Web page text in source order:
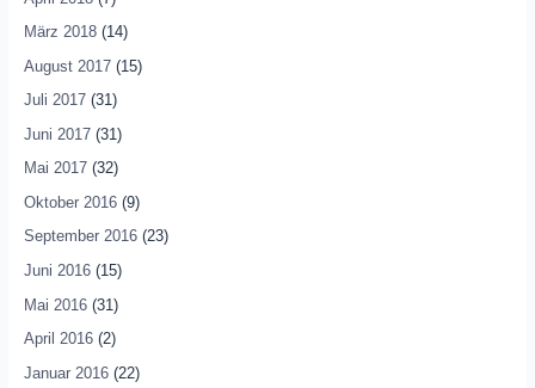
März 2018(14)
August 2017(15)
Juli 2017(31)
Juni 2017(31)
Mai 2017(32)
Oktober 2016(9)
September 2016(23)
Juni 2016(15)
Mai 2016(31)
April 2016(2)
Januar 2016(22)